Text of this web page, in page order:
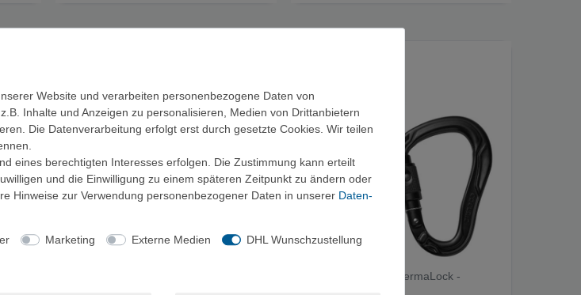
Edelrid HMS Bullet PermaLock -
Website und verarbeiten personenbezogene Daten von
Inhalte und Anzeigen zu personalisieren, Medien von Drittanbietern
Die Datenverarbeitung erfolgt erst durch gesetzte Cookies. Wir teilen
eines berechtigten Interesses erfolgen. Die Zustimmung kann erteilt
und die Einwilligung zu einem späteren Zeitpunkt zu ändern oder
Hinweise zur Verwendung personenbezogener Daten in unserer Daten­
Marketing Externe Medien DHL Wunschzustellung